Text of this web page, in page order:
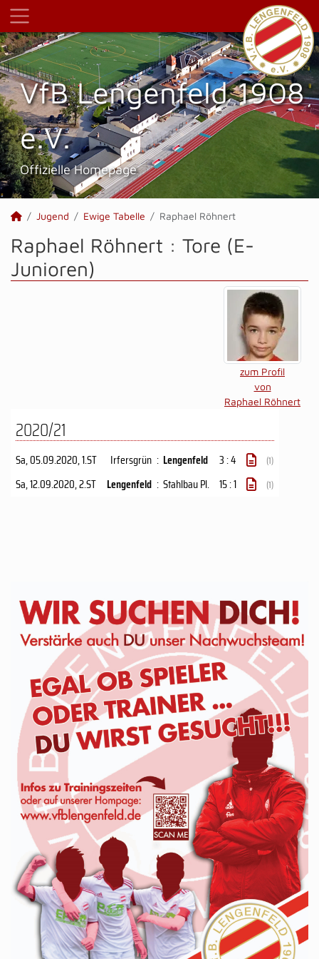
VfB Lengenfeld 1908
e.V.
Offizielle Homepage
Jugend Ewige Tabelle Raphael Röhnert
Raphael Röhnert : Tore (E-
Junioren)
zum Profil
von
Raphael Röhnert
2020/21
Sa, 05.09.2020, 1.ST Irfersgrün : Lengenfeld 3 : 4 (1)
Sa, 12.09.2020, 2.ST Lengenfeld : Stahlbau Pl. 15 : 1 (1)